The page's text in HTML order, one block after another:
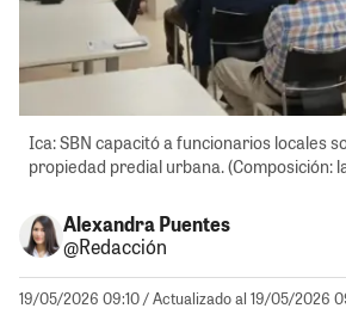
Ica: SBN capacitó a funcionarios locales
propiedad predial urbana. (Composición:
Alexandra Puentes
@Redacción
19/05/2026 09:10/ Actualizado al 19/05/2026